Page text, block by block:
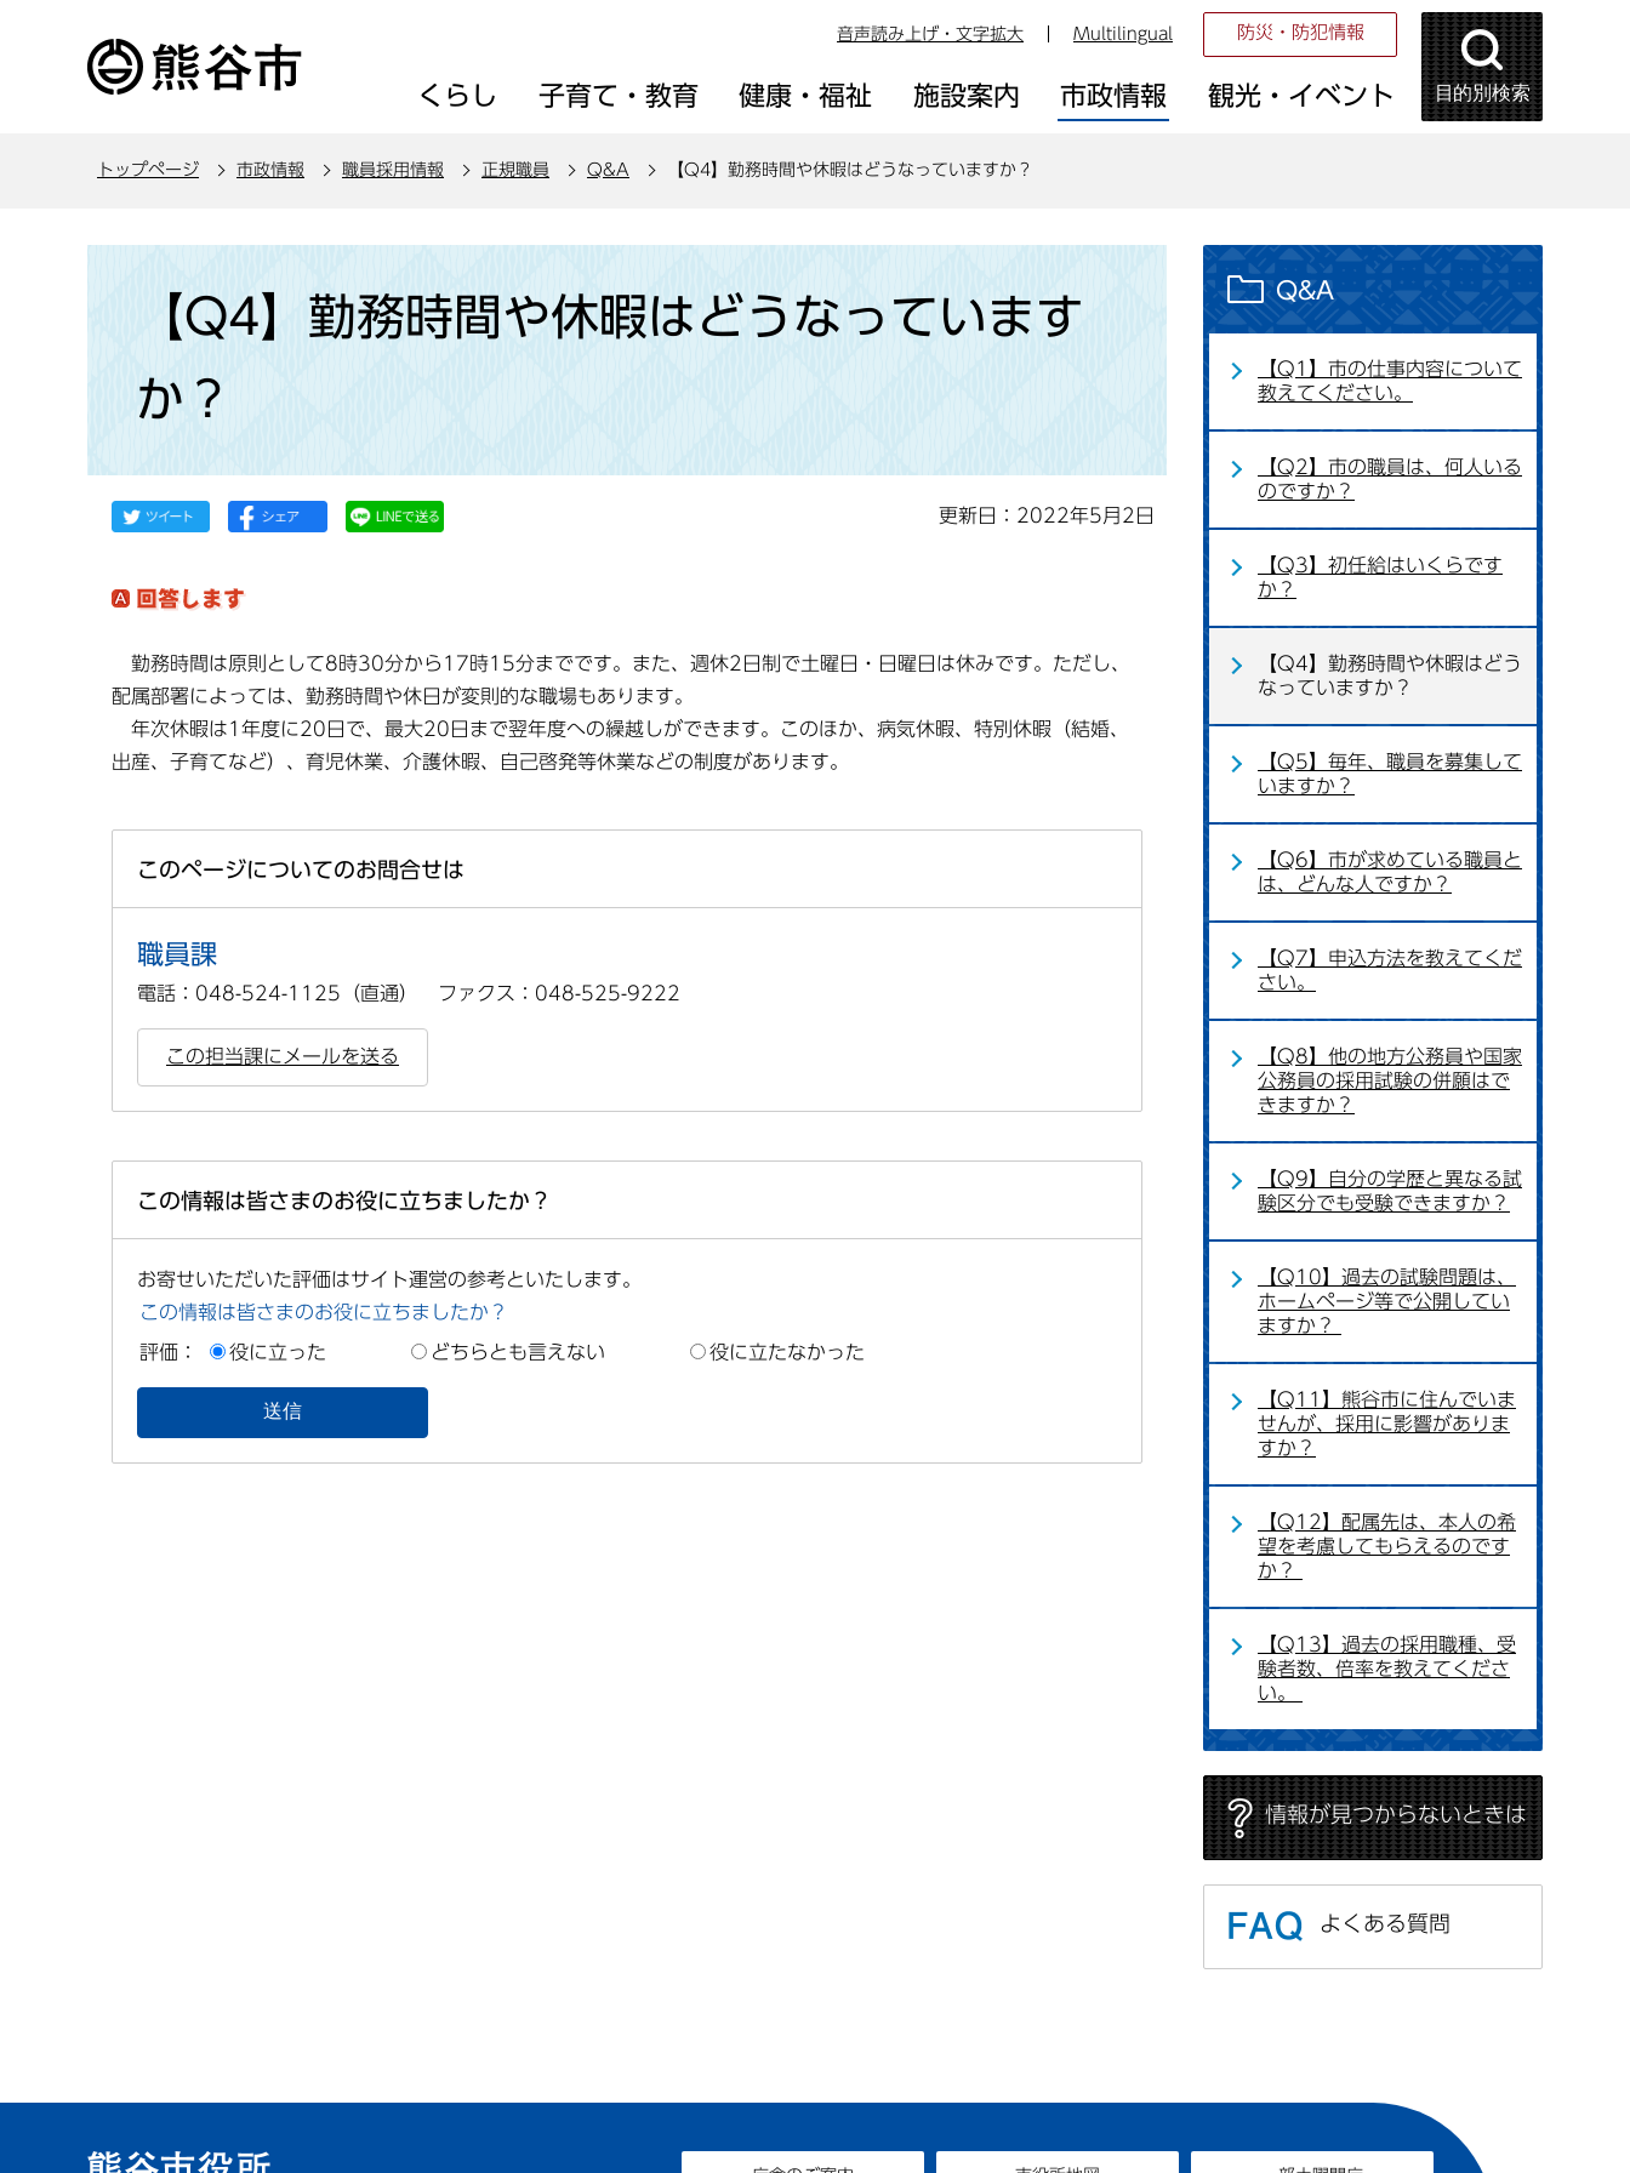
音声読み上げ・文字拡大 Multilingual 防災・防犯情報
くらし 子育て・教育 健康・福祉 施設案内 市政情報 観光・イベント 目的別検索
トップページ 市政情報 職員採用情報 正規職員 Q&A 【Q4】勤務時間や休暇はどうなっていますか？
【Q4】勤務時間や休暇はどうなっています
か？
更新日：2022年5月2日
勤務時間は原則として8時30分から17時15分までです。また、週休2日制で土曜日・日曜日は休みです。ただし、
配属部署によっては、勤務時間や休日が変則的な職場もあります。
年次休暇は1年度に20日で、最大20日まで翌年度への繰越しができます。このほか、病気休暇、特別休暇（結婚、
出産、子育てなど）、育児休業、介護休暇、自己啓発等休業などの制度があります。
このページについてのお問合せは
職員課
電話：048-524-1125（直通） ファクス：048-525-9222
この担当課にメールを送る
この情報は皆さまのお役に立ちましたか？
お寄せいただいた評価はサイト運営の参考といたします。
この情報は皆さまのお役に立ちましたか？
評価： 役に立った どちらとも言えない 役に立たなかった
Q&A
【Q1】市の仕事内容について
教えてください。
【Q2】市の職員は、何人いる
のですか？
【Q3】初任給はいくらです
か？
【Q4】勤務時間や休暇はどう
なっていますか？
【Q5】毎年、職員を募集して
いますか？
【Q6】市が求めている職員と
は、どんな人ですか？
【Q7】申込方法を教えてくだ
さい。
【Q8】他の地方公務員や国家
公務員の採用試験の併願はで
きますか？
【Q9】自分の学歴と異なる試
験区分でも受験できますか？
【Q10】過去の試験問題は、
ホームページ等で公開してい
ますか？
【Q11】熊谷市に住んでいま
せんが、採用に影響がありま
すか？
【Q12】配属先は、本人の希
望を考慮してもらえるのです
か？
【Q13】過去の採用職種、受
験者数、倍率を教えてくださ
い。
情報が見つからないときは
よくある質問